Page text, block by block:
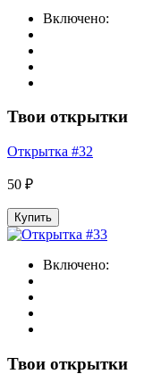
Включено:
Твои открытки
Открытка #32
50 ₽
Купить
Включено:
Твои открытки